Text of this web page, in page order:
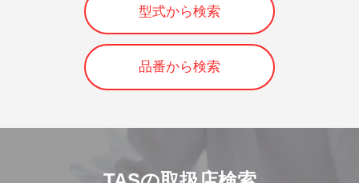
型式から検索
品番から検索